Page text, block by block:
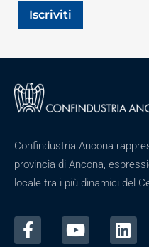
Iscriviti
Confindustria Ancona
provincia di Ancona,
locale tra i più dinamici del